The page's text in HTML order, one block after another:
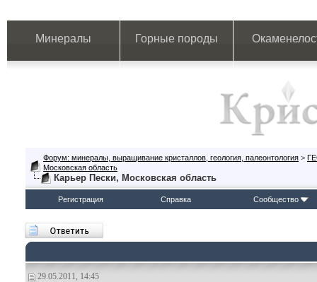
Минералы Горные породы
Форум: минералы, выращивание кристаллов, геология, палеонтология >
Московская область
Карьер Пески, Московская область
Регистрация Справка Сообщество
29.05.2011, 14:45